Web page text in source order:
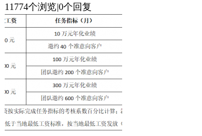
11774个浏览|0个回复